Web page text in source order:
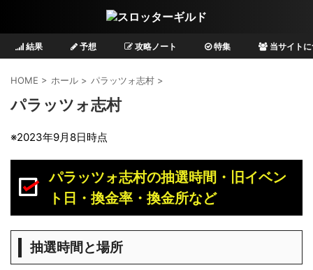
結果 予想 攻略ノート 特集 当サイト
HOME > ホール > パラッツォ志村 >
パラッツォ志村
※2023年9月8日時点
パラッツォ志村の抽選時間・旧イベン
ト日・換金率・換金所など
抽選時間と場所